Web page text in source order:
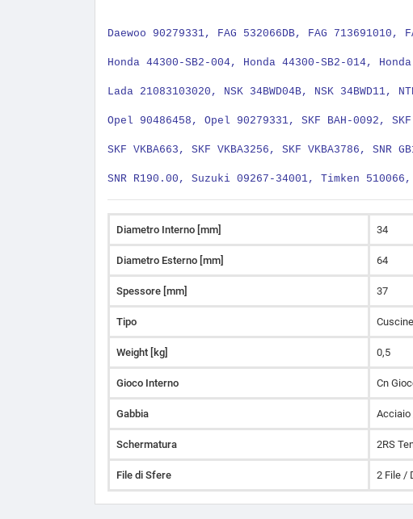
Daewoo 90279331, FAG 532066DB, FAG 713691010,
Honda 44300-SB2-004, Honda 44300-SB2-014,
Lada 21083103020, NSK 34BWD04B, NSK
Opel 90486458, Opel 90279331, SKF BAH-0092, SKF
SKF VKBA663, SKF VKBA3256, SKF VKBA3786, SNR
SNR R190.00, Suzuki 09267-34001, Timken
Diametro Interno [mm] 34
Diametro Esterno [mm] 64
Spessore [mm] 37
Tipo
Weight [kg] 0,5
Gioco Interno Cn
Gabbia Acciaio
Schermatura 2RS
File di Sfere 2 File /